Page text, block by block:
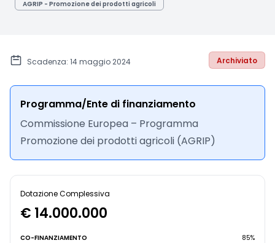
AGRIP - Promozione dei prodotti agricoli
Scadenza: 14 maggio 2024 Archiviato
Programma/Ente di finanziamento
Commissione Europea – Programma
Promozione dei prodotti agricoli (AGRIP)
Dotazione Complessiva
€ 14.000.000
CO-FINANZIAMENTO 85%